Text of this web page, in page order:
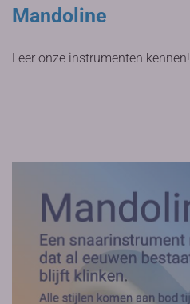
Mandoline
Leer onze instrumenten kennen!